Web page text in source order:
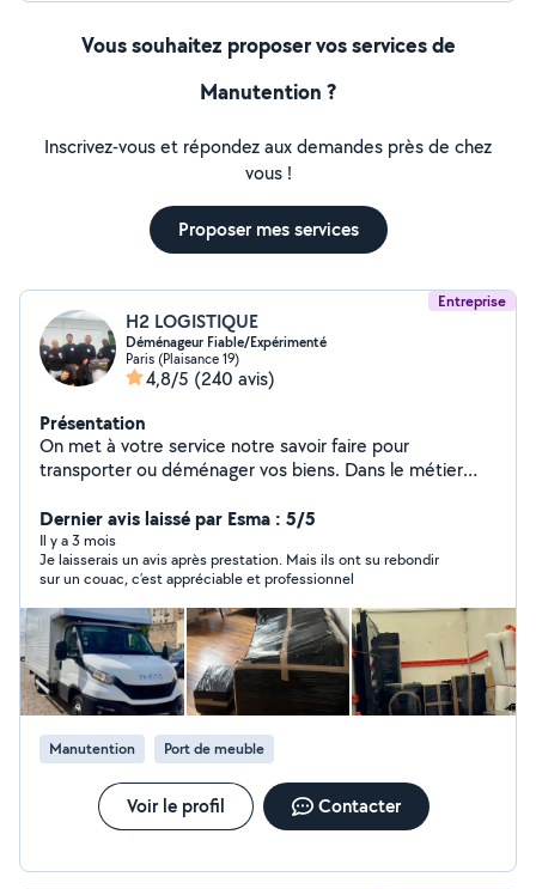
Vous souhaitez proposer vos services de
Manutention ?
Inscrivez-vous et répondez aux demandes près de chez
vous !
Proposer mes services
Entreprise
H2 LOGISTIQUE
Déménageur Fiable/Expérimenté
Paris (Plaisance 19)
4,8/5 (240 avis)
Présentation
On met à votre service notre savoir faire pour
transporter ou déménager vos biens. Dans le métier
Dernier avis laissé par Esma : 5/5
Il y a 3 mois
Je laisserais un avis après prestation. Mais ils ont su rebondir
sur un couac, c’est appréciable et professionnel
Manutention Port de meuble
Voir le profil Contacter